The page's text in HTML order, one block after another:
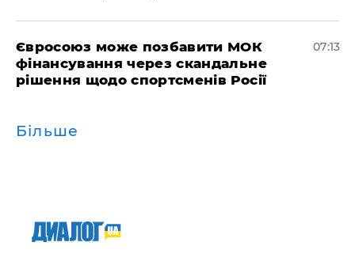
Євросоюз може позбавити МОК
фінансування через скандальне
рішення щодо спортсменів Росії
07:13
Більше